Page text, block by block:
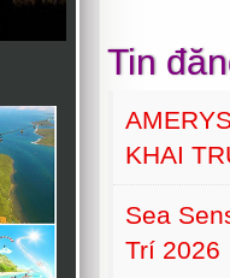
Tin
KHAI
Sea
Trí 2026